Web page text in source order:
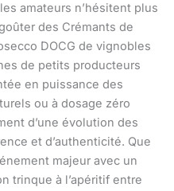
amateurs n’hésitent plus
des Crémants de
DOCG de vignobles
de petits producteurs
en puissance des
ou à dosage zéro
d’une évolution des
et d’authenticité. Que
majeur avec un
trinque à l’apéritif entre